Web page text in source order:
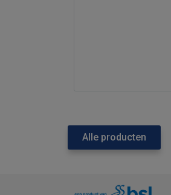
Alle producten